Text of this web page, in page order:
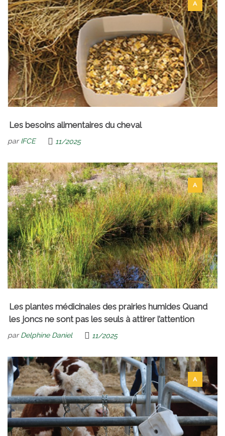
A
Les besoins alimentaires du cheval
parIFCE 11/2025
A
Les plantes médicinales des prairies humides Quand
les joncs ne sont pas les seuls à attirer l’attention
parDelphine Daniel 11/2025
A